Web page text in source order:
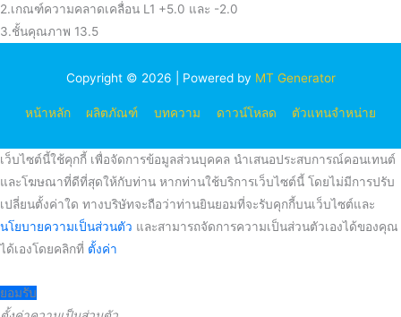
2.เกณฑ์ความคลาดเคลื่อน L1 +5.0 และ -2.0
3.ชั้นคุณภาพ 13.5
Copyright © 2026 | Powered by MT Generator
หน้าหลัก ผลิตภัณฑ์ บทความ ดาวน์โหลด ตัวแทนจำหน่าย
เว็บไซต์นี้ใช้คุกกี้ เพื่อจัดการข้อมูลส่วนบุคคล นำเสนอประสบการณ์คอนเทนต์
และโฆษณาที่ดีที่สุดให้กับท่าน หากท่านใช้บริการเว็บไซต์นี้ โดยไม่มีการปรับ
เปลี่ยนตั้งค่าใด ทางบริษัทจะถือว่าท่านยินยอมที่จะรับคุกกี้บนเว็บไซต์และ
นโยบายความเป็นส่วนตัว และสามารถจัดการความเป็นส่วนตัวเองได้ของคุณ
ได้เองโดยคลิกที่ ตั้งค่า
ยอมรับ